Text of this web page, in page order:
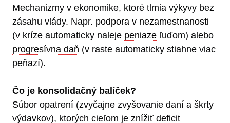
Mechanizmy v ekonomike, ktoré tlmia výkyvy bez
zásahu vlády. Napr. podpora v nezamestnanosti
(v kríze automaticky naleje peniaze ľuďom) alebo
progresívna daň (v raste automaticky stiahne viac
peňazí).
Čo je konsolidačný balíček?
Súbor opatrení (zvyčajne zvyšovanie daní a škrty
výdavkov), ktorých cieľom je znížiť deficit